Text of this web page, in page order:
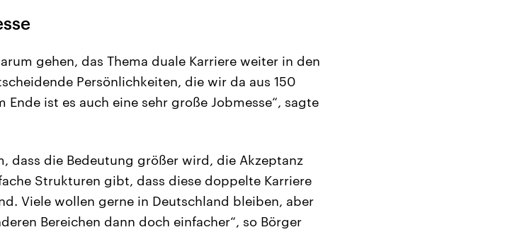
gehen, das Thema duale Karriere weiter in den
Persönlichkeiten, die wir da aus 150
ist es auch eine sehr große Jobmesse“, sagte
dass die Bedeutung größer wird, die Akzeptanz
Strukturen gibt, dass diese doppelte Karriere
Viele wollen gerne in Deutschland bleiben, aber
Bereichen dann doch einfacher“, so Börger